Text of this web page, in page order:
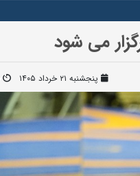
می شود
پنجشنبه ۲۱ خرداد ۱۴۰۵